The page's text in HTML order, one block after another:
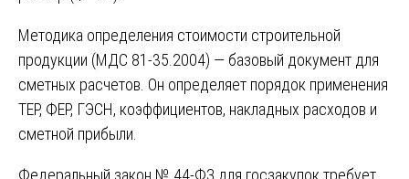
Методика определения стоимости строительной
продукции (МДС 81-35.2004) — базовый документ для
сметных расчетов. Он определяет порядок применения
ТЕР, ФЕР, ГЭСН, коэффициентов, накладных расходов и
сметной прибыли.
Федеральный закон № 44-ФЗ для госзакупок требует